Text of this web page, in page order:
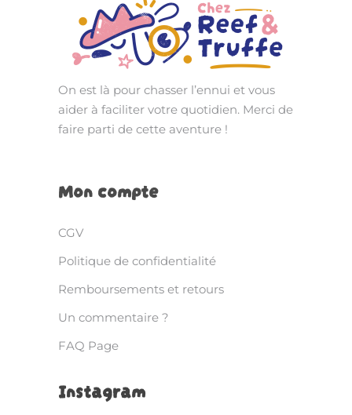
On est là pour chasser l’ennui et vous
aider à faciliter votre quotidien. Merci de
faire parti de cette aventure !
Mon compte
CGV
Politique de confidentialité
Remboursements et retours
Un commentaire ?
FAQ Page
Instagram